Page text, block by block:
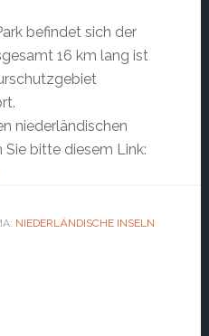
befindet sich der
16 km lang ist
niederländischen
bitte diesem Link:
NIEDERLÄNDISCHE INSELN